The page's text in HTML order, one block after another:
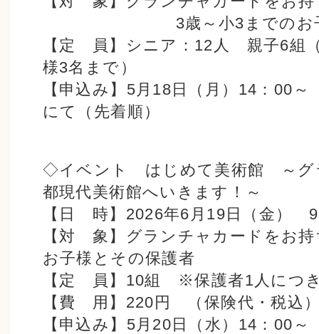
3歳～小3までのお子様
【定 員】シニア：12人 親子6組
様3名まで）
【申込み】5月18日（月）14：00
にて（先着順）
◇イベント はじめて美術館 ～グ
都現代美術館へいきます！～
【日 時】2026年6月19日（金）
【対 象】グランチャカードをお
お子様とその保護者
【定 員】10組 ※保護者1人につ
【費 用】220円 （保険代・税込
【申込み】5月20日（水）14：00